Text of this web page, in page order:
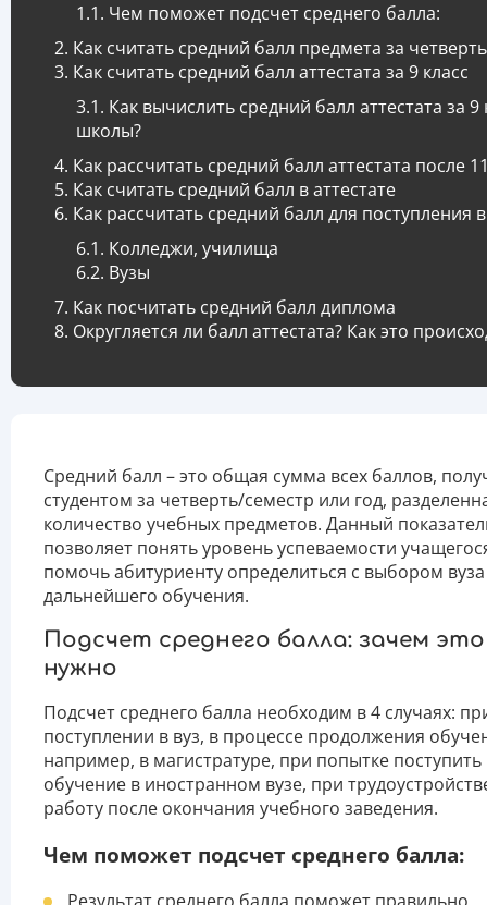
Чем поможет подсчет среднего балла:
Как считать средний балл предмета за четверть
Как считать средний балл аттестата за 9 класс
Как вычислить средний балл аттестата за 9
школы?
Как рассчитать средний балл аттестата после
Как считать средний балл в аттестате
Как рассчитать средний балл для поступления в
Колледжи, училища
Вузы
Как посчитать средний балл диплома
Округляется ли балл аттестата? Как это
Средний балл – это общая сумма всех баллов,
студентом за четверть/семестр или год,
количество учебных предметов. Данный
позволяет понять уровень успеваемости
помочь абитуриенту определиться с выбором
дальнейшего обучения.
Подсчет среднего балла: зачем это
нужно
Подсчет среднего балла необходим в 4 случаях:
поступлении в вуз, в процессе продолжения
например, в магистратуре, при попытке поступить
обучение в иностранном вузе, при
работу после окончания учебного заведения.
Чем поможет подсчет среднего балла: